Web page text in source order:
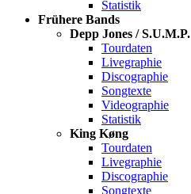
Statistik
Frühere Bands
Depp Jones / S.U.M.P.
Tourdaten
Livegraphie
Discographie
Songtexte
Videographie
Statistik
King Køng
Tourdaten
Livegraphie
Discographie
Songtexte